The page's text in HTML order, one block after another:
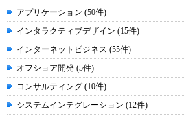
アプリケーション (50件)
インタラクティブデザイン (15件)
インターネットビジネス (55件)
オフショア開発 (5件)
コンサルティング (10件)
システムインテグレーション (12件)